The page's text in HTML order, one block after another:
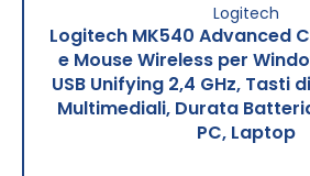
Logitech
Logitech MK540 Advanced
e Mouse Wireless per
USB Unifying 2,4 GHz, Tasti
Multimediali, Durata
PC, Laptop